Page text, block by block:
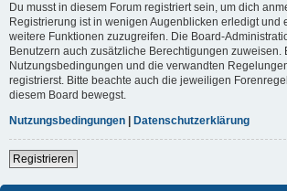
Du musst in diesem Forum registriert sein, um dich
Registrierung ist in wenigen Augenblicken erledigt und
weitere Funktionen zuzugreifen. Die Board-
Benutzern auch zusätzliche Berechtigungen zuweisen.
Nutzungsbedingungen und die verwandten
registrierst. Bitte beachte auch die jeweiligen
diesem Board bewegst.
Nutzungsbedingungen
Datenschutzerklärung
Registrieren